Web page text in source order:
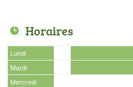
Horaires
Lundi
Mardi
Mercredi